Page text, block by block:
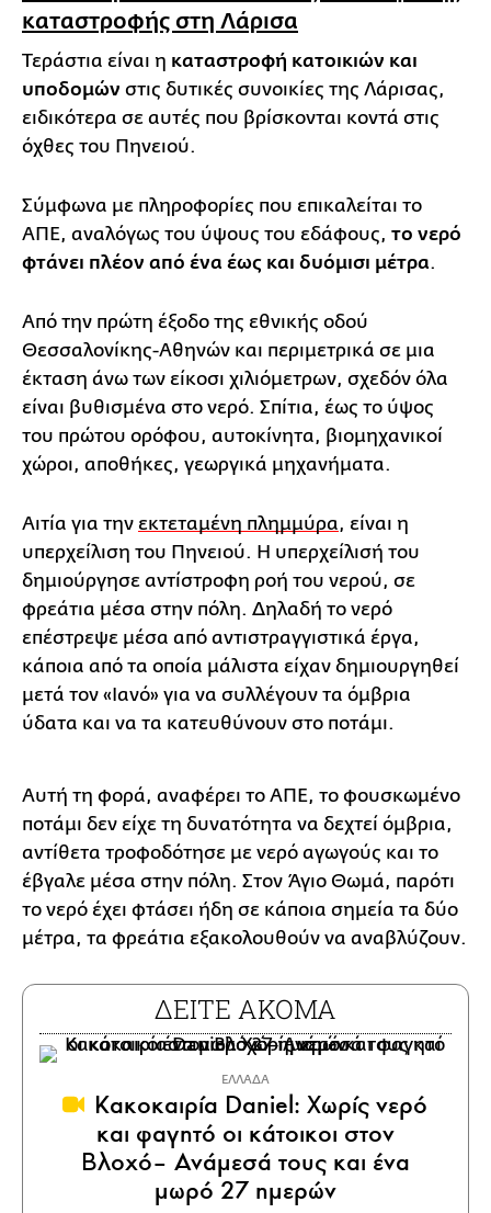
καταστροφής στη Λάρισα
Τεράστια είναι η καταστροφή κατοικιών και
υποδομών στις δυτικές συνοικίες της Λάρισας,
ειδικότερα σε αυτές που βρίσκονται κοντά στις
όχθες του Πηνειού.
Σύμφωνα με πληροφορίες που επικαλείται το
ΑΠΕ, αναλόγως του ύψους του εδάφους, το νερό
φτάνει πλέον από ένα έως και δυόμισι μέτρα.
Από την πρώτη έξοδο της εθνικής οδού
Θεσσαλονίκης-Αθηνών και περιμετρικά σε μια
έκταση άνω των είκοσι χιλιόμετρων, σχεδόν όλα
είναι βυθισμένα στο νερό. Σπίτια, έως το ύψος
του πρώτου ορόφου, αυτοκίνητα, βιομηχανικοί
χώροι, αποθήκες, γεωργικά μηχανήματα.
Αιτία για την εκτεταμένη πλημμύρα, είναι η
υπερχείλιση του Πηνειού. Η υπερχείλισή του
δημιούργησε αντίστροφη ροή του νερού, σε
φρεάτια μέσα στην πόλη. Δηλαδή το νερό
επέστρεψε μέσα από αντιστραγγιστικά έργα,
κάποια από τα οποία μάλιστα είχαν δημιουργηθεί
μετά τον «Ιανό» για να συλλέγουν τα όμβρια
ύδατα και να τα κατευθύνουν στο ποτάμι.
Αυτή τη φορά, αναφέρει το ΑΠΕ, το φουσκωμένο
ποτάμι δεν είχε τη δυνατότητα να δεχτεί όμβρια,
αντίθετα τροφοδότησε με νερό αγωγούς και το
έβγαλε μέσα στην πόλη. Στον Άγιο Θωμά, παρότι
το νερό έχει φτάσει ήδη σε κάποια σημεία τα δύο
μέτρα, τα φρεάτια εξακολουθούν να αναβλύζουν.
ΔΕΙΤΕ ΑΚΟΜΑ
ΕΛΛΑΔΑ
Κακοκαιρία Daniel: Χωρίς νερό
και φαγητό οι κάτοικοι στον
Βλοχό– Ανάμεσά τους και ένα
μωρό 27 ημερών